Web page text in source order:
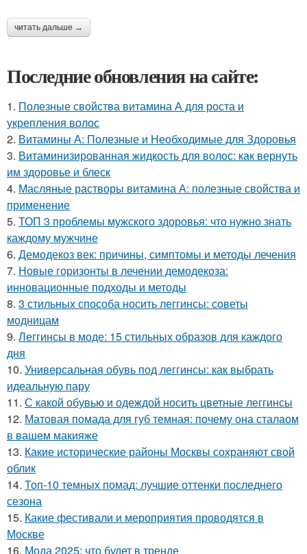
читать дальше →
Последние обновления на сайте:
1. Полезные свойства витамина А для роста и
укрепления волос
2. Витамины А: Полезные и Необходимые для Здоровья
3. Витаминизированная жидкость для волос: как вернуть
им здоровье и блеск
4. Масляные растворы витамина А: полезные свойства и
применение
5. ТОП 3 проблемы мужского здоровья: что нужно знать
каждому мужчине
6. Демодекоз век: причины, симптомы и методы лечения
7. Новые горизонты в лечении демодекоза:
инновационные подходы и методы
8. 3 стильных способа носить леггинсы: советы
модницам
9. Леггинсы в моде: 15 стильных образов для каждого
дня
10. Универсальная обувь под леггинсы: как выбрать
идеальную пару
11. С какой обувью и одеждой носить цветные леггинсы
12. Матовая помада для губ темная: почему она сталаом
в вашем макияже
13. Какие исторические районы Москвы сохраняют свой
облик
14. Топ-10 темных помад: лучшие оттенки последнего
сезона
15. Какие фестивали и мероприятия проводятся в
Москве
16. Мода 2025: что будет в тренде